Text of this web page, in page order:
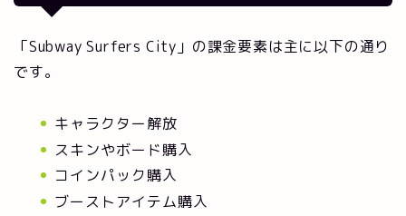
「Subway Surfers City」の課金要素は主に以下の通り
です。
キャラクター解放
スキンやボード購入
コインパック購入
ブーストアイテム購入